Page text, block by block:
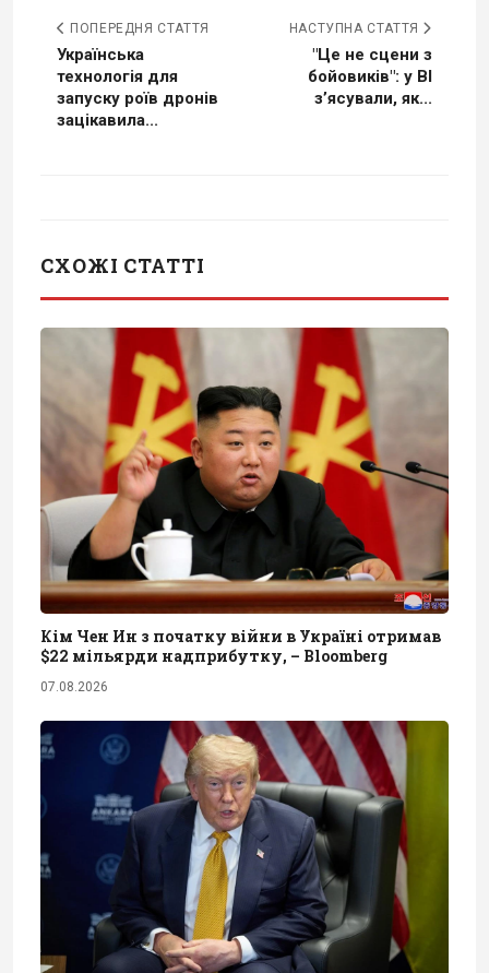
ПОПЕРЕДНЯ СТАТТЯ
Українська
технологія для
запуску роїв дронів
зацікавила...
НАСТУПНА СТАТТЯ
"Це не сцени з
бойовиків": у BI
з’ясували, як...
СХОЖІ СТАТТІ
Кім Чен Ин з початку війни в Україні отримав
$22 мільярди надприбутку, – Bloomberg
07.08.2026